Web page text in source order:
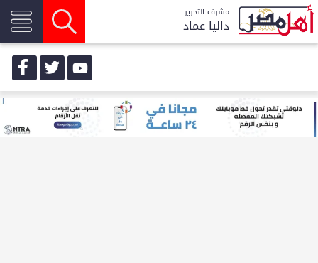
مشرف التحرير
داليا عماد